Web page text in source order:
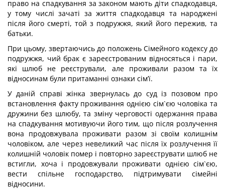
право на спадкування за законом мають діти спадкодавця,
у тому числі зачаті за життя спадкодавця та народжені
після його смерті, той з подружжя, який його пережив, та
батьки.
При цьому, звертаючись до положень Сімейного кодексу до
подружжя, чий брак є зареєстрованим відносяться і пари,
які шлюб не реєстрували, але проживали разом та їх
відносинам були притаманні ознаки сім’ї.
У даній справі жінка звернулась до суд із позовом про
встановлення факту проживання однією сім`єю чоловіка та
дружини без шлюбу, та зміну черговості одержання права
на спадкування мотивуючи його тим, що після розлучення
вона продовжувала проживати разом зі своїм колишнім
чоловіком, але через невеликий час після їх розлучення її
колишній чоловік помер і повторно зареєструвати шлюб не
встигли, хоча і продовжували проживати однією сім`єю,
вести спільне господарство, підтримувати сімейні
відносини.